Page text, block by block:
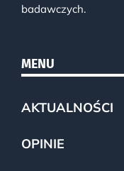
badawczych.
MENU
AKTUALNOŚCI
OPINIE